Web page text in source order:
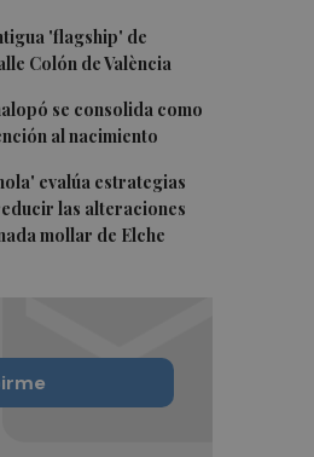
'flagship' de
Colón de València
se consolida como
al nacimiento
evalúa estrategias
las alteraciones
mollar de Elche